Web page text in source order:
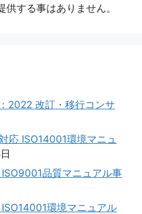
する事はありません。
2022 改訂・移行コンサ
応 ISO14001環境マニュ
ISO9001品質マニュアル事
ISO14001環境マニュアル